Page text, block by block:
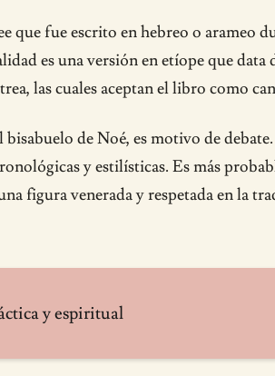
que fue escrito en hebreo o
es una versión en etíope que
las cuales aceptan el libro como
de Noé, es motivo de
y estilísticas. Es más
figura venerada y respetada en la
y espiritual